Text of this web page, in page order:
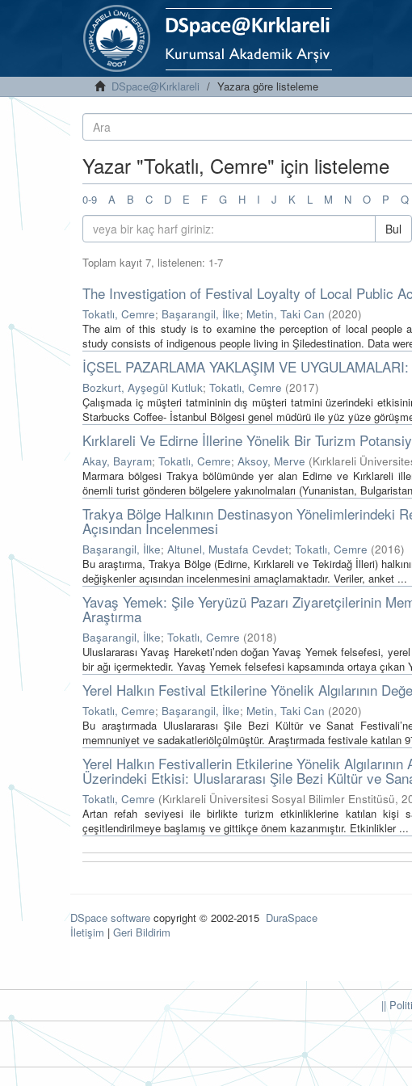
DSpace@Kırklareli Yazara göre listeleme
Yazar "Tokatlı, Cemre" için listeleme
0-9 A B C D E F G H I J K L M N O P Q
Bul
Toplam kayıt 7, listelenen: 1-7
The Investigation of Festival Loyalty of Local Public
Tokatlı, Cemre; Başarangil, İlke; Metin, Taki Can (2020)
The aim of this study is to examine the perception of local people
study consists of indigenous people living in Şiledestination. Data
İÇSEL PAZARLAMA YAKLAŞIM VE
Bozkurt, Ayşegül Kutluk; Tokatlı, Cemre (2017)
Çalışmada iç müşteri tatmininin dış müşteri tatmini üzerindeki
Starbucks Coffee- İstanbul Bölgesi genel müdürü ile yüz yüze görüşme
Kırklareli Ve Edirne İllerine Yönelik Bir Turizm
Akay, Bayram; Tokatlı, Cemre; Aksoy, Merve (Kırklareli
Marmara bölgesi Trakya bölümünde yer alan Edirne ve Kırklareli
önemli turist gönderen bölgelere yakınolmaları (Yunanistan,
Trakya Bölge Halkının Destinasyon
Açısından İncelenmesi
Başarangil, İlke; Altunel, Mustafa Cevdet; Tokatlı, Cemre (2016)
Bu araştırma, Trakya Bölge (Edirne, Kırklareli ve Tekirdağ İlleri)
değişkenler açısından incelenmesini amaçlamaktadır. Veriler, anket ...
Yavaş Yemek: Şile Yeryüzü Pazarı Ziyaretçilerinin
Araştırma
Başarangil, İlke; Tokatlı, Cemre (2018)
Uluslararası Yavaş Hareketi’nden doğan Yavaş Yemek felsefesi,
bir ağı içermektedir. Yavaş Yemek felsefesi kapsamında ortaya çıkan
Yerel Halkın Festival Etkilerine Yönelik Algılarının
Tokatlı, Cemre; Başarangil, İlke; Metin, Taki Can (2020)
Bu araştırmada Uluslararası Şile Bezi Kültür ve Sanat
memnuniyet ve sadakatleriölçülmüştür. Araştırmada festivale katılan
Yerel Halkın Festivallerin Etkilerine Yönelik
Üzerindeki Etkisi: Uluslararası Şile Bezi Kültür ve
Tokatlı, Cemre (Kırklareli Üniversitesi Sosyal Bilimler Enstitüsü,
Artan refah seviyesi ile birlikte turizm etkinliklerine katılan kişi
çeşitlendirilmeye başlamış ve gittikçe önem kazanmıştır. Etkinlikler ...
DSpace software copyright © 2002-2015 DuraSpace
İletişim | Geri Bildirim
||